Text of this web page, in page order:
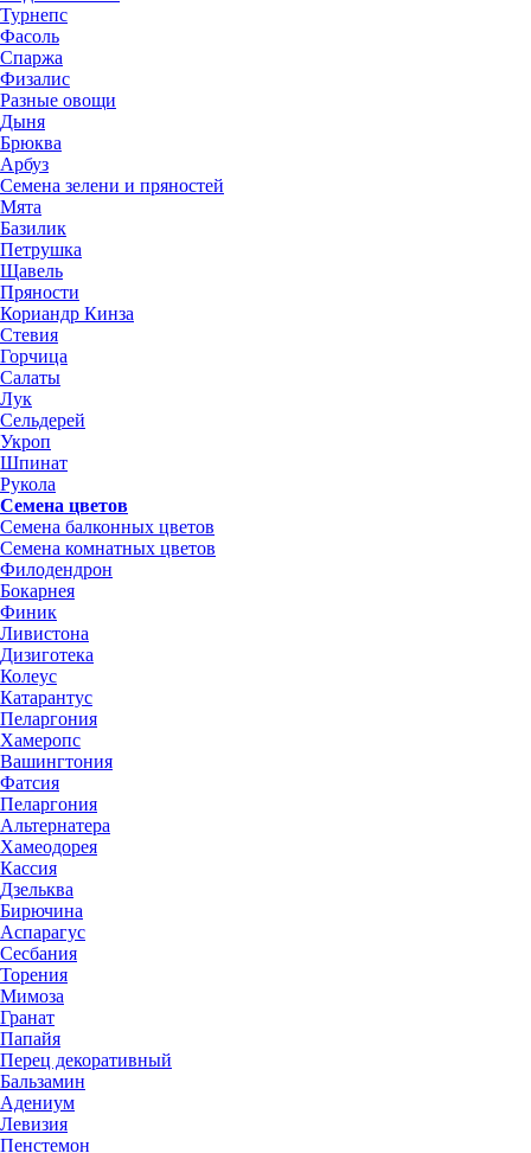
Турнепс
Фасоль
Спаржа
Физалис
Разные овощи
Дыня
Брюква
Арбуз
Семена зелени и пряностей
Мята
Базилик
Петрушка
Щавель
Пряности
Кориандр Кинза
Стевия
Горчица
Салаты
Лук
Сельдерей
Укроп
Шпинат
Рукола
Семена цветов
Семена балконных цветов
Семена комнатных цветов
Филодендрон
Бокарнея
Финик
Ливистона
Дизиготека
Колеус
Катарантус
Пеларгония
Хамеропс
Вашингтония
Фатсия
Пеларгония
Альтернатера
Хамеодорея
Кассия
Дзельква
Бирючина
Аспарагус
Сесбания
Торения
Мимоза
Гранат
Папайя
Перец декоративный
Бальзамин
Адениум
Левизия
Пенстемон